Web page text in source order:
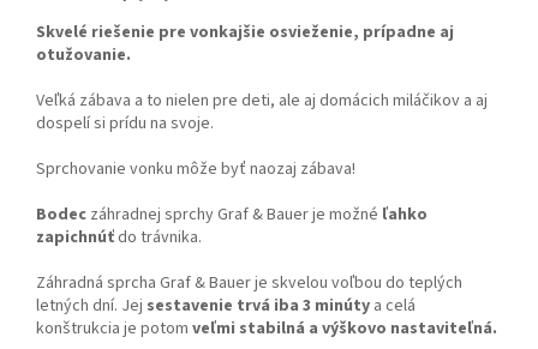
Skvelé riešenie pre vonkajšie osvieženie, prípadne aj
otužovanie.
Veľká zábava a to nielen pre deti, ale aj domácich miláčikov a aj
dospelí si prídu na svoje.
Sprchovanie vonku môže byť naozaj zábava!
Bodec záhradnej sprchy Graf & Bauer je možné ľahko
zapichnúťdo trávnika.
Záhradná sprcha Graf & Bauer je skvelou voľbou do teplých
letných dní. Jej sestavenie trvá iba 3 minúty a celá
konštrukcia je potom veľmi stabilná a výškovo nastaviteľná.